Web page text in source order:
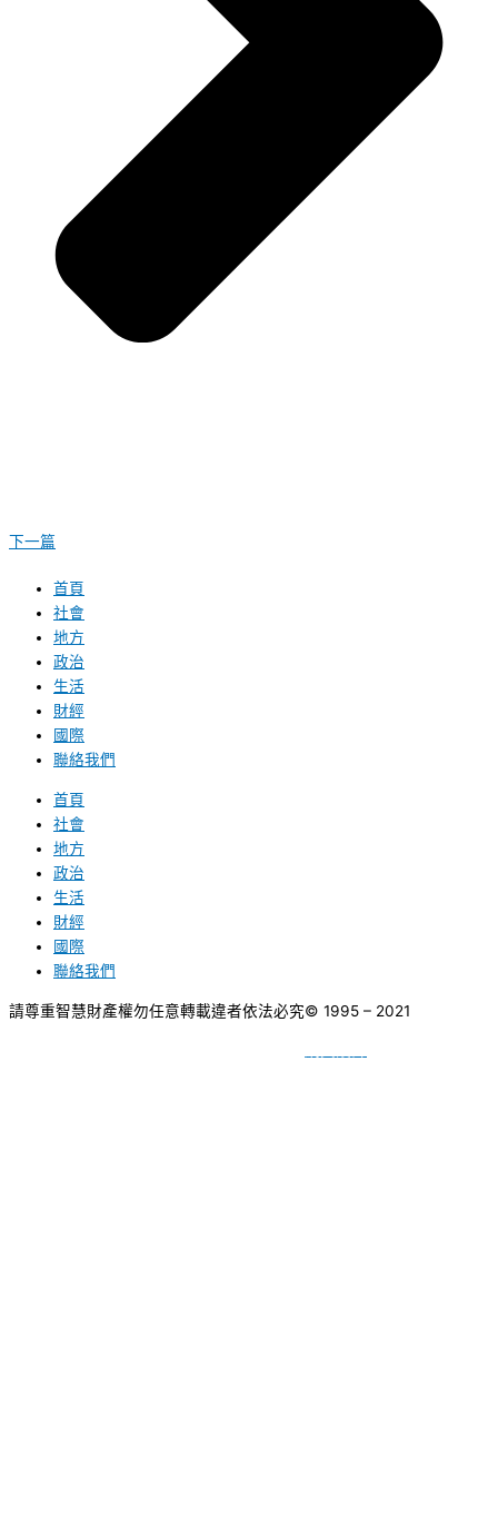
下一篇
首頁
社會
地方
政治
生活
財經
國際
聯絡我們
首頁
社會
地方
政治
生活
財經
國際
聯絡我們
請尊重智慧財產權勿任意轉載違者依法必究© 1995 – 2021